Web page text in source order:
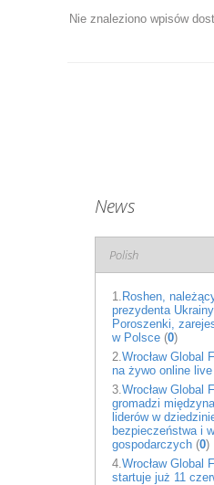
Nie znaleziono wpisów
News
Polish
1. Roshen,
prezydenta
Poroszenki,
w Polsce (0)
2. Wrocław Global
na żywo online
3. Wrocław Global
gromadzi
liderów w
bezpieczeństwa i
gospodarczych (0)
4. Wrocław Global
startuje już 11